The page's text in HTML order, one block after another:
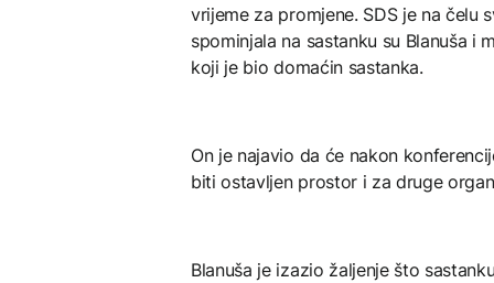
vrijeme za promjene. SDS je na čelu
spominjala na sastanku su Blanuša i
koji je bio domaćin sastanka.
On je najavio da će nakon
biti ostavljen prostor i za druge
Blanuša je izazio žaljenje što